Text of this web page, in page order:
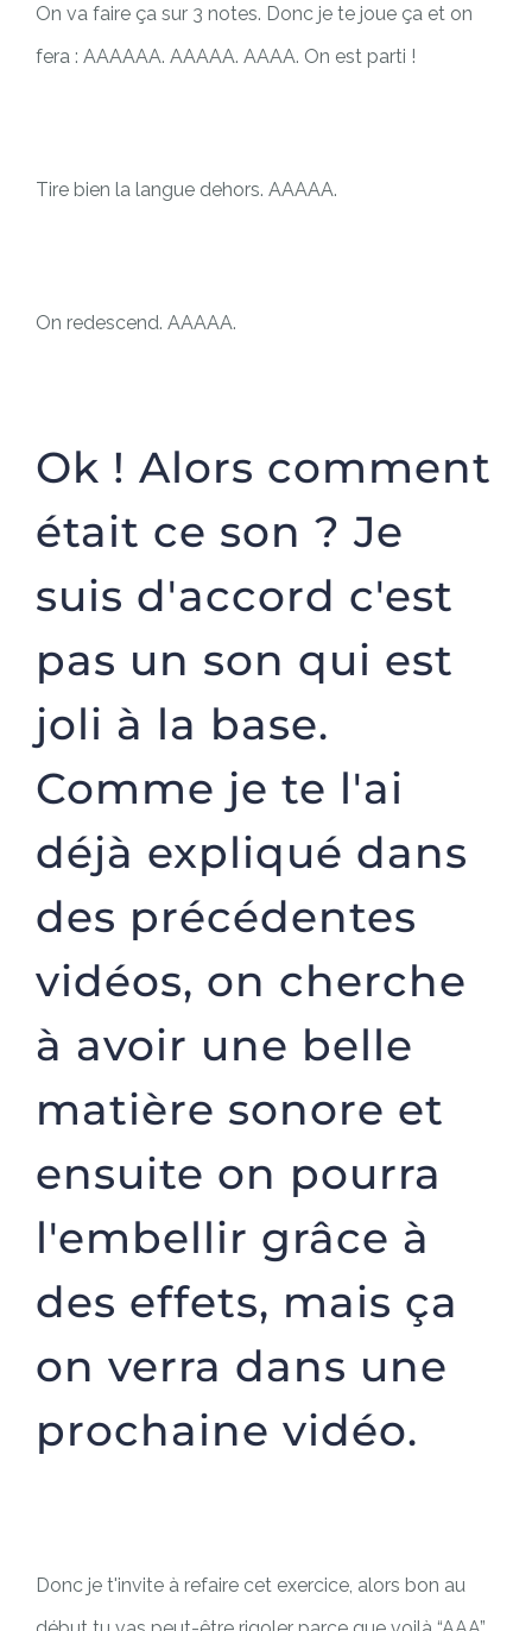
On va faire ça sur 3 notes. Donc je te joue ça et on
fera : AAAAAA. AAAAA. AAAA. On est parti !
Tire bien la langue dehors. AAAAA.
On redescend. AAAAA.
Ok ! Alors comment
était ce son ? Je
suis d'accord c'est
pas un son qui est
joli à la base.
Comme je te l'ai
déjà expliqué dans
des précédentes
vidéos, on cherche
à avoir une belle
matière sonore et
ensuite on pourra
l'embellir grâce à
des effets, mais ça
on verra dans une
prochaine vidéo.
Donc je t'invite à refaire cet exercice, alors bon au